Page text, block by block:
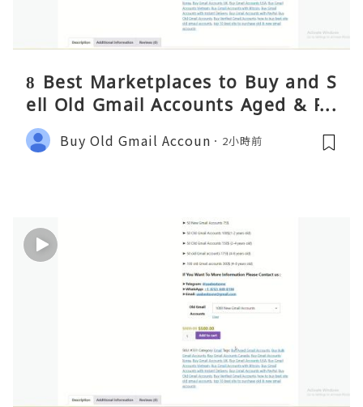
8 Best Marketplaces to Buy and S
ell Old Gmail Accounts Aged & PV
A Safely (Any Country) – 2026 Gui
de
Buy Old Gmail Accoun 2小時前